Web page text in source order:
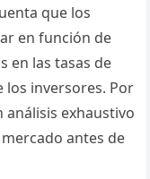
que los
en función de
en las tasas de
los inversores. Por
exhaustivo
antes de